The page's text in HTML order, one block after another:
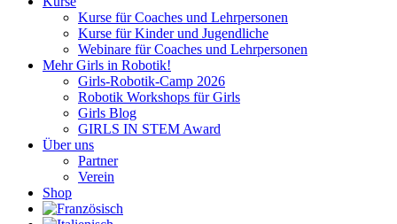
Kurse für Coaches und Lehrpersonen
Kurse für Kinder und Jugendliche
Webinare für Coaches und Lehrpersonen
Mehr Girls in Robotik!
Girls-Robotik-Camp 2026
Robotik Workshops für Girls
Girls Blog
GIRLS IN STEM Award
Über uns
Partner
Verein
Shop